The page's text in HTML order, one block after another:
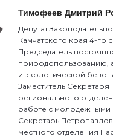
Тимофеев Дмитрий
Депутат
Камчатского края 4-го
Председатель
природопользованию,
и экологической
Заместитель Секретаря
регионального
работе с молодежными
Секретарь
местного отделения